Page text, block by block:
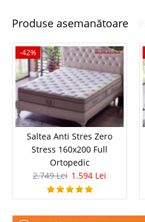
Produse asemanătoare
-42%
Saltea Anti Stres Zero
Stress 160x200 Full
Ortopedic
2.749 Lei 1.594 Lei